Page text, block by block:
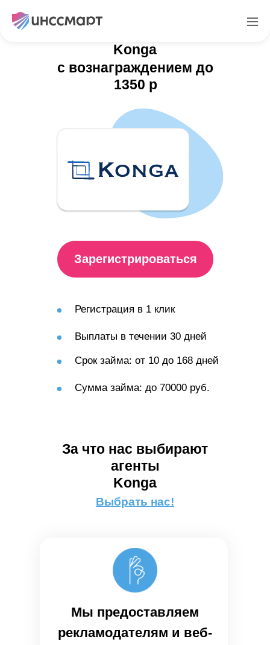
Konga
Регистрация в 1 клик
Выплаты в течении 30 дней
Срок займа: от 10 до 168 дней
Сумма займа: до 70000 руб.
с вознаграждением до
1350 р
Зарегистрироваться
За что нас выбирают
агенты
Konga
Выбрать нас!
Мы предоставляем
рекламодателям и веб-